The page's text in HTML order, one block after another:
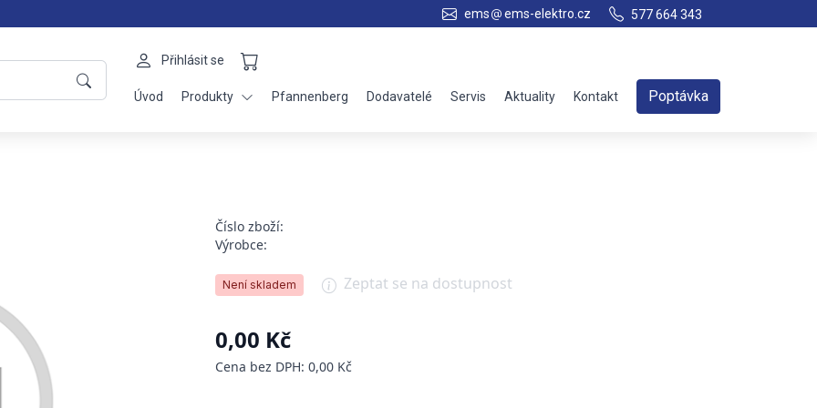
ems ems-elektro.cz 577 664 343
Přihlásit se
Úvod Produkty Pfannenberg Dodavatelé Servis Aktuality Kontakt Poptávka
Číslo zboží:
Výrobce:
Není skladem Zeptat se na dostupnost
0,00 Kč
Cena bez DPH: 0,00 Kč